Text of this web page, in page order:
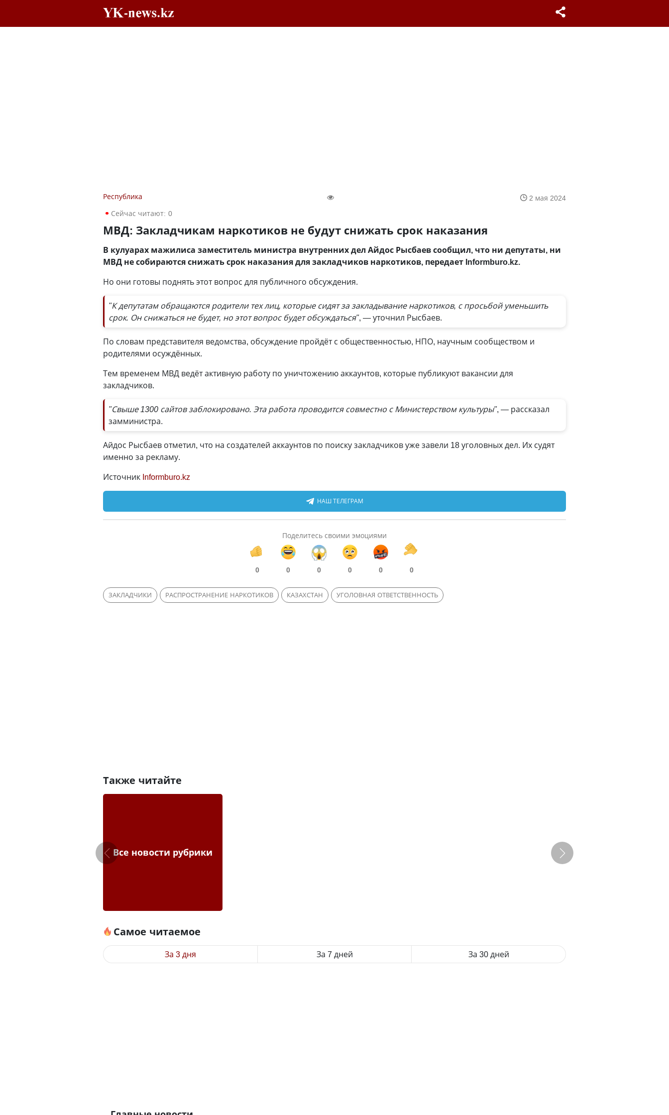
Республика
2 мая 2024
Сейчас читают: 0
МВД: Закладчикам наркотиков не будут снижать срок наказания
В кулуарах мажилиса заместитель министра внутренних дел Айдос Рысбаев сообщил, что ни депутаты, ни
МВД не собираются снижать срок наказания для закладчиков наркотиков, передает Informburo.kz.
Но они готовы поднять этот вопрос для публичного обсуждения.
"К депутатам обращаются родители тех лиц, которые сидят за закладывание наркотиков, с просьбой уменьшить
срок. Он снижаться не будет, но этот вопрос будет обсуждаться", — уточнил Рысбаев.
По словам представителя ведомства, обсуждение пройдёт с общественностью, НПО, научным сообществом и
родителями осуждённых.
Тем временем МВД ведёт активную работу по уничтожению аккаунтов, которые публикуют вакансии для
закладчиков.
"Свыше 1300 сайтов заблокировано. Эта работа проводится совместно с Министерством культуры", — рассказал
замминистра.
Айдос Рысбаев отметил, что на создателей аккаунтов по поиску закладчиков уже завели 18 уголовных дел. Их судят
именно за рекламу.
Источник Informburo.kz
НАШ ТЕЛЕГРАМ
Поделитесь своими эмоциями
0 0 0 0 0 0
ЗАКЛАДЧИКИ РАСПРОСТРАНЕНИЕ НАРКОТИКОВ КАЗАХСТАН УГОЛОВНАЯ ОТВЕТСТВЕННОСТЬ
Также читайте
Все новости рубрики
Самое читаемое
За 3 дня За 7 дней За 30 дней